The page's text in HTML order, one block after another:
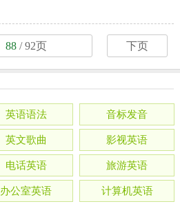
88/ 92页 下页
英语语法 音标发音
英文歌曲 影视英语
电话英语 旅游英语
办公室英语 计算机英语